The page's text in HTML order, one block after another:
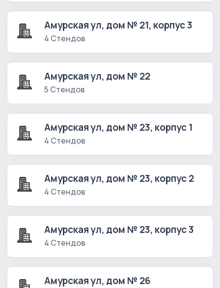
Амурская ул, дом № 21, корпус 3
4 Стендов
Амурская ул, дом № 22
5 Стендов
Амурская ул, дом № 23, корпус 1
4 Стендов
Амурская ул, дом № 23, корпус 2
4 Стендов
Амурская ул, дом № 23, корпус 3
4 Стендов
Амурская ул, дом № 26